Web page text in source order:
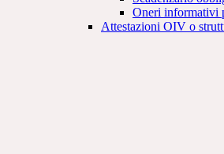
Oneri informativi
Attestazioni OIV o